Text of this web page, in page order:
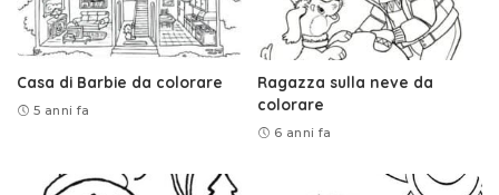
Casa di Barbie da colorare
5 anni fa
Ragazza sulla neve da
colorare
6 anni fa